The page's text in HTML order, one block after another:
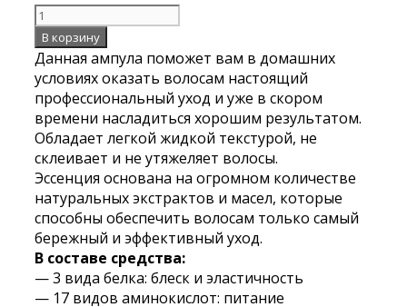
Количество
Ампула
для
восстановления
поврежденных
волос
Floland
Premium
Keratin
Change
Ampoule
В корзину
Данная ампула поможет вам в домашних
условиях оказать волосам настоящий
профессиональный уход и уже в скором
времени насладиться хорошим результатом.
Обладает легкой жидкой текстурой, не
склеивает и не утяжеляет волосы.
Эссенция основана на огромном количестве
натуральных экстрактов и масел, которые
способны обеспечить волосам только самый
бережный и эффективный уход.
В составе средства:
— 3 вида белка: блеск и эластичность
— 17 видов аминокислот: питание